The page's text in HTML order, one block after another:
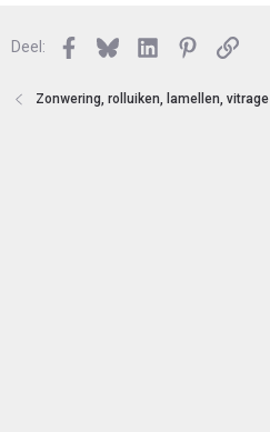
Deel: Facebook
BlueskyLinkedInPinterest
Link
Zonwering, rolluiken, lamellen, vitrage